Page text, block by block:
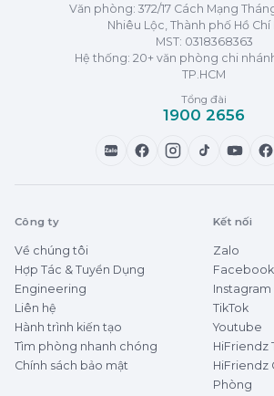
Văn phòng: 372/17 Cách Mạng
Nhiêu Lộc, Thành phố Hồ Chí
MST: 0318368363
Hệ thống: 20+ văn phòng chi
TP.HCM
Tổng đài
1900 2656
Zalo
Công ty
Về chúng tôi
Hợp Tác & Tuyển Dụng
Engineering
Liên hệ
Hành trình kiến tạo
Tìm phòng nhanh chóng
Chính sách bảo mật
Kết nối
Zalo
Facebook
Instagram
TikTok
Youtube
HiFriendz
HiFriendz
Phòng